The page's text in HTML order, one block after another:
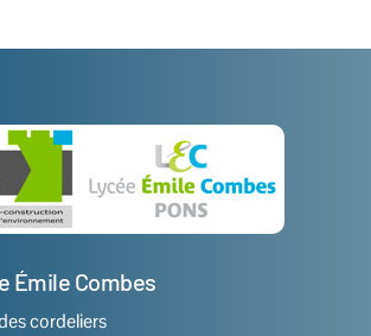
Émile Combes
cordeliers